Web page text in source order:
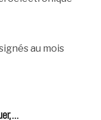
au mois